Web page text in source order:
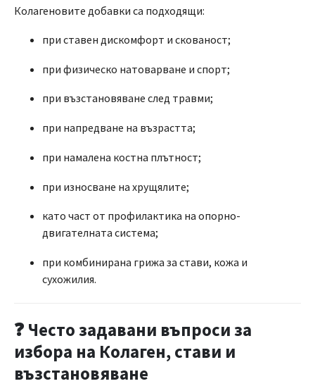
Колагеновите добавки са подходящи:
при ставен дискомфорт и скованост;
при физическо натоварване и спорт;
при възстановяване след травми;
при напредване на възрастта;
при намалена костна плътност;
при износване на хрущялите;
като част от профилактика на опорно-
двигателната система;
при комбинирана грижа за стави, кожа и
сухожилия.
❓ Често задавани въпроси за
избора на Колаген, стави и
възстановяване